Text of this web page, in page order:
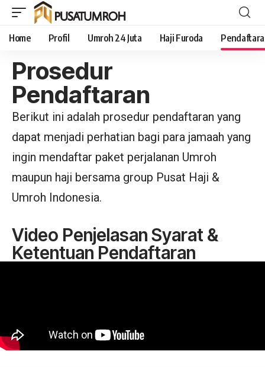
Home Profil Umroh 24 Juta Haji Furoda
Prosedur
Pendaftaran
Berikut ini adalah prosedur pendaftaran yang
dapat menjadi perhatian bagi para jamaah yang
ingin mendaftar paket perjalanan Umroh
maupun haji bersama group Pusat Haji &
Umroh Indonesia.
Video Penjelasan Syarat &
Ketentuan Pendaftaran